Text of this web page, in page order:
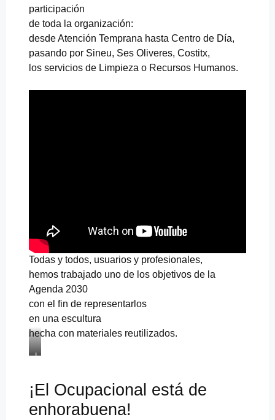
a
n
t
l
d
a
p
e
a
l
participación
de toda la organización:
desde Atención Temprana hasta Centro de Día,
pasando por Sineu, Ses Oliveres, Costitx,
los servicios de Limpieza o Recursos Humanos.
Todas y todos, usuarios y profesionales,
hemos trabajado uno de los objetivos de la
Agenda 2030
con el fin de representarlos
en una escultura
hecha con materiales reutilizados.
L
o
e
¡El Ocupacional está de
enhorabuena!